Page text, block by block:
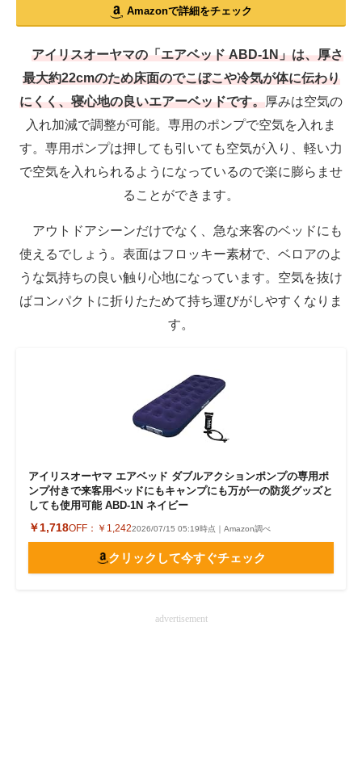
Amazonで詳細をチェック
アイリスオーヤマの「エアベッド ABD-1N」は、厚さ
最大約22cmのため床面のでこぼこや冷気が体に伝わり
にくく、寝心地の良いエアーベッドです。厚みは空気の
入れ加減で調整が可能。専用のポンプで空気を入れま
す。専用ポンプは押しても引いても空気が入り、軽い力
で空気を入れられるようになっているので楽に膨らませ
ることができます。
アウトドアシーンだけでなく、急な来客のベッドにも
使えるでしょう。表面はフロッキー素材で、ベロアのよ
うな気持ちの良い触り心地になっています。空気を抜け
ばコンパクトに折りたためて持ち運びがしやすくなりま
す。
アイリスオーヤマ エアベッド ダブルアクションポンプの専用ポ
ンプ付きで来客用ベッドにもキャンプにも万が一の防災グッズと
しても使用可能 ABD-1N ネイビー
￥1,718OFF： ￥1,2422026/07/15 05:19時点｜Amazon調べ
クリックして今すぐチェック
advertisement